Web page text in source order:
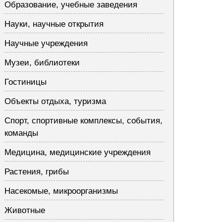
Образование, учебные заведения
Науки, научные открытия
Научные учреждения
Музеи, библиотеки
Гостиницы
Объекты отдыха, туризма
Спорт, спортивные комплексы, события,
команды
Медицина, медицинские учреждения
Растения, грибы
Насекомые, микроорганизмы
Животные